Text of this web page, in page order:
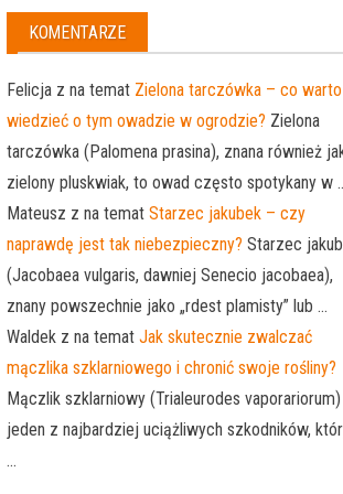
KOMENTARZE
Felicja z na temat Zielona tarczówka – co warto
wiedzieć o tym owadzie w ogrodzie? Zielona
tarczówka (Palomena prasina), znana również
zielony pluskwiak, to owad często spotykany w
Mateusz z na temat Starzec jakubek – czy
naprawdę jest tak niebezpieczny? Starzec
(Jacobaea vulgaris, dawniej Senecio jacobaea),
znany powszechnie jako „rdest plamisty” lub ...
Waldek z na temat Jak skutecznie zwalczać
mączlika szklarniowego i chronić swoje rośliny?
Mączlik szklarniowy (Trialeurodes
jeden z najbardziej uciążliwych szkodników,
...